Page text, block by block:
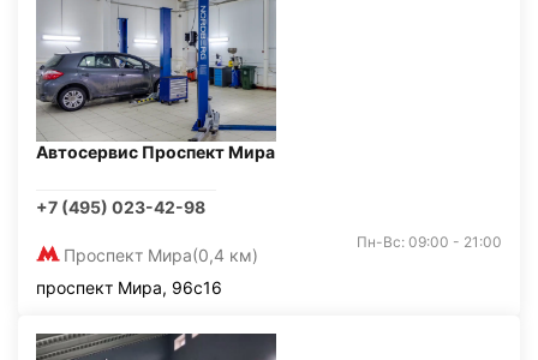
Автосервис Проспект Мира
+7 (495) 023-42-98
Проспект Мира(0,4 км)
Пн-Вс: 09:00 - 21:00
проспект Мира, 96с16